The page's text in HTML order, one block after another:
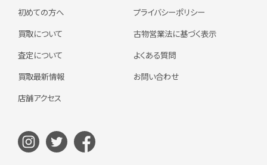
初めての方へ
買取について
査定について
買取最新情報
店舗アクセス
プライバシーポリシー
古物営業法に基づく表示
よくある質問
お問い合わせ